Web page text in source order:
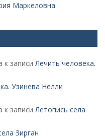
Маркеловна
к записиЛечить человека.
Узинева Нелли
к записиЛетопись села
Зирган